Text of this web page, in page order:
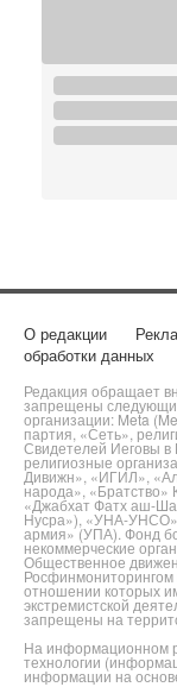
О редакции
обработки данных
Редакция обращает
запрещены
организации: Meta
партия, «Сеть»,
Свидетелей Иеговы в
религиозные
Дивижн», «ИГИЛ»,
народа», «Братство»
«Джабхат Фатх аш-
Нусра»), «УНА-УНСО»,
армия» (УПА). Фонд
некоммерческие
Общественное
Росфинмониторингом
отношении которых
экстремистской
запрещены на
На информационном
технологии
информации на